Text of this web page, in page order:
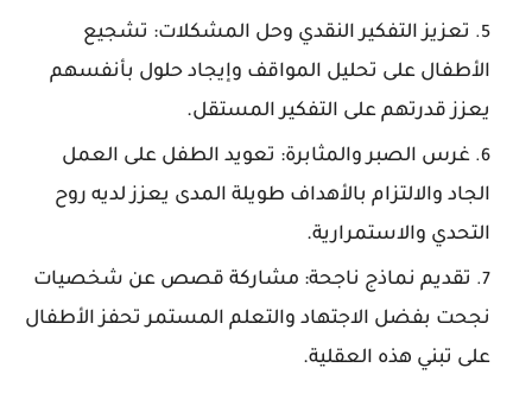
تعزيز التفكير النقدي وحل المشكلات: تشجيع
الأطفال على تحليل المواقف وإيجاد حلول بأنفسهم
يعزز قدرتهم على التفكير المستقل.
غرس الصبر والمثابرة: تعويد الطفل على العمل
الجاد والالتزام بالأهداف طويلة المدى يعزز لديه روح
التحدي والاستمرارية.
تقديم نماذج ناجحة: مشاركة قصص عن شخصيات
نجحت بفضل الاجتهاد والتعلم المستمر تحفز الأطفال
على تبني هذه العقلية.